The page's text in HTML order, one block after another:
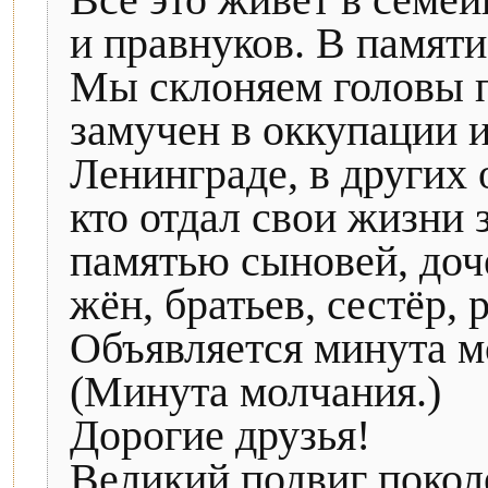
и правнуков. В
Мы склоняем головы
замучен в оккупации
Ленинграде, в
кто отдал свои
памятью сыновей,
жён, братьев, сестёр,
Объявляется минута
(Минута молчания.)
Дорогие друзья!